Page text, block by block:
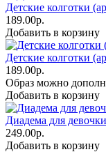
Детские колготки
189.00р.
Добавить в корзину
Детские колготки
189.00р.
Образ можно
Добавить в корзину
Диадема для
249.00р.
Добавить в корзину